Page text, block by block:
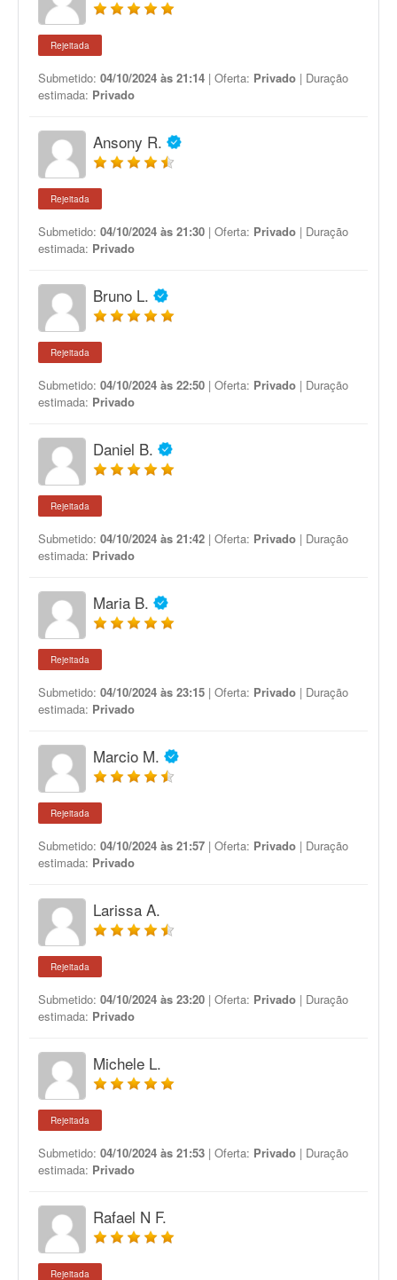
Rejeitada
Submetido: 04/10/2024 às 21:14 | Oferta: Privado | Duração
estimada: Privado
Ansony R.
Rejeitada
Submetido: 04/10/2024 às 21:30 | Oferta: Privado | Duração
estimada: Privado
Bruno L.
Rejeitada
Submetido: 04/10/2024 às 22:50 | Oferta: Privado | Duração
estimada: Privado
Daniel B.
Rejeitada
Submetido: 04/10/2024 às 21:42 | Oferta: Privado | Duração
estimada: Privado
Maria B.
Rejeitada
Submetido: 04/10/2024 às 23:15 | Oferta: Privado | Duração
estimada: Privado
Marcio M.
Rejeitada
Submetido: 04/10/2024 às 21:57 | Oferta: Privado | Duração
estimada: Privado
Larissa A.
Rejeitada
Submetido: 04/10/2024 às 23:20 | Oferta: Privado | Duração
estimada: Privado
Michele L.
Rejeitada
Submetido: 04/10/2024 às 21:53 | Oferta: Privado | Duração
estimada: Privado
Rafael N F.
Rejeitada